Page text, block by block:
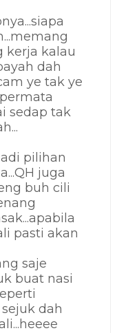
kerja kalau
dah
ye tak ye
sedap tak
pilihan
juga
buh cili
pasti akan
saje
buat nasi
dah